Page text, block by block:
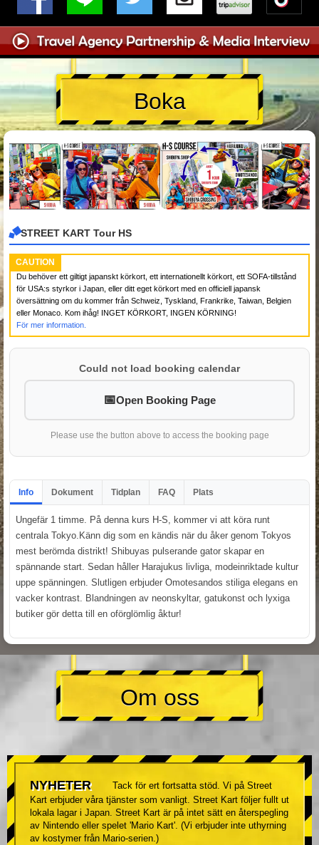
Boka
STREET KART Tour HS
CAUTION
Du behöver ett giltigt japanskt körkort, ett internationellt körkort, ett SOFA-tillstånd
för USA:s styrkor i Japan, eller ditt eget körkort med en officiell japansk
översättning om du kommer från Schweiz, Tyskland, Frankrike, Taiwan, Belgien
eller Monaco. Kom ihåg! INGET KÖRKORT, INGEN KÖRNING!
För mer information.
Could not load booking calendar
Open Booking Page
Please use the button above to access the booking page
Info Dokument Tidplan FAQ Plats
Ungefär 1 timme. På denna kurs H-S, kommer vi att köra runt
centrala Tokyo.Känn dig som en kändis när du åker genom Tokyos
mest berömda distrikt! Shibuyas pulserande gator skapar en
spännande start. Sedan håller Harajukus livliga, modeinriktade kultur
uppe spänningen. Slutligen erbjuder Omotesandos stiliga elegans en
vacker kontrast. Blandningen av neonskyltar, gatukonst och lyxiga
butiker gör detta till en oförglömlig åktur!
Om oss
NYHETER
Tack för ert fortsatta stöd. Vi på Street
Kart erbjuder våra tjänster som vanligt. Street Kart följer fullt ut
lokala lagar i Japan. Street Kart är på intet sätt en återspegling
av Nintendo eller spelet 'Mario Kart'. (Vi erbjuder inte uthyrning
av kostymer från Mario-serien.)